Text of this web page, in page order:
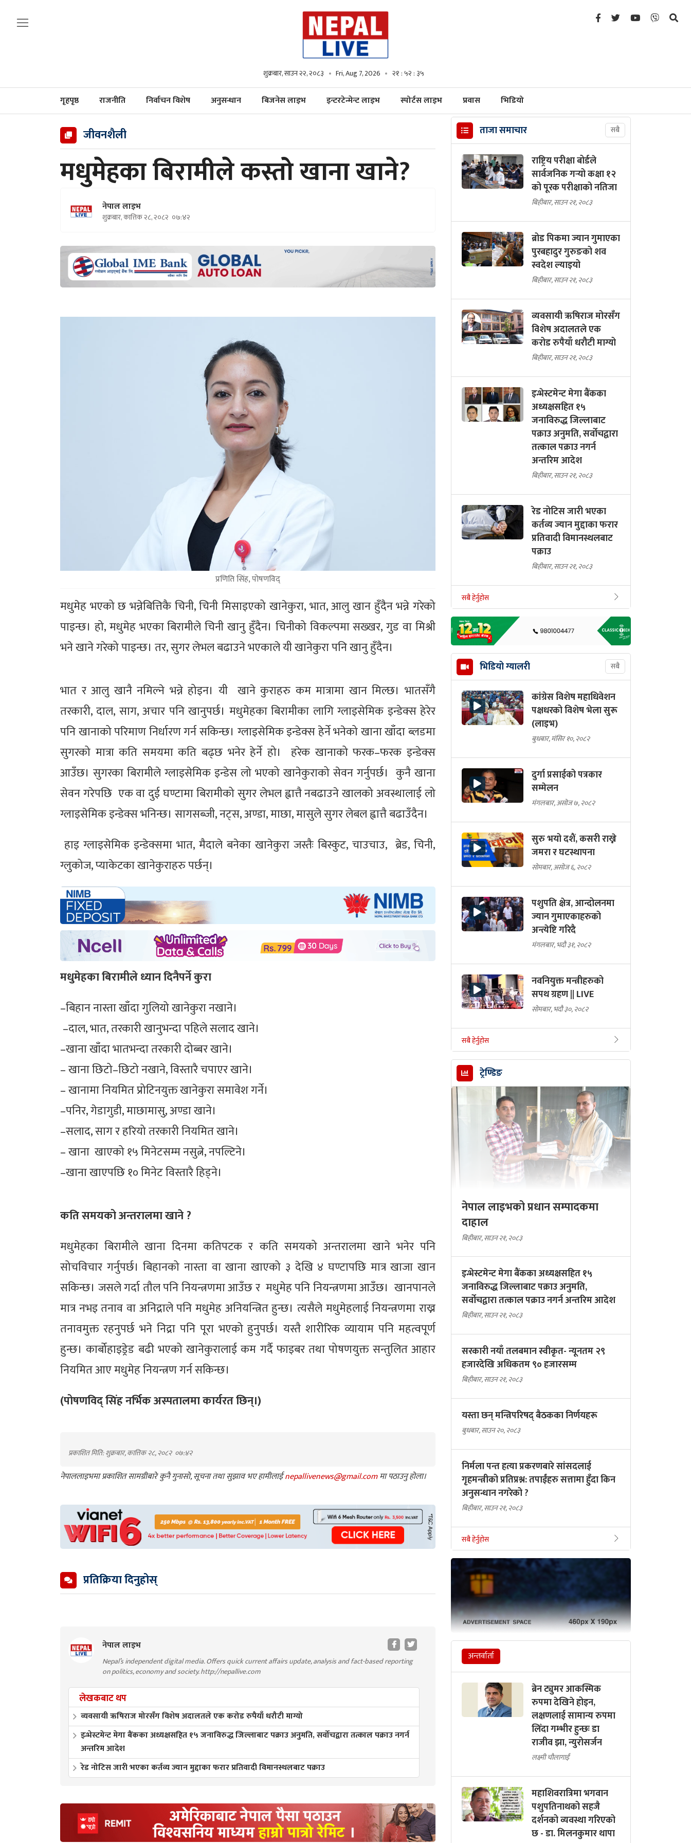
शुक्रबार, साउन २२, २०८३ Fri, Aug 7, 2026 २१ : ५२ : ३६
गृहपृष्ठ राजनीति निर्वाचन विशेष अनुसन्धान बिजनेस लाइभ इन्टरटेन्मेन्ट लाइभ स्पोर्टस लाइभ प्रवास भिडियो
जीवनशैली
मधुमेहका बिरामीले कस्तो खाना खाने?
नेपाल लाइभ
शुक्रबार, कात्तिक २८, २०८२ ०७:४२
प्रणिति सिंह, पोषणविद्
मधुमेह भएको छ भन्नेबित्तिकै चिनी, चिनी मिसाइएको खानेकुरा, भात, आलु खान हुँदैन भन्ने गरेको
पाइन्छ। हो, मधुमेह भएका बिरामीले चिनी खानु हुँदैन। चिनीको विकल्पमा सख्खर, गुड वा मिश्री
भने खाने गरेको पाइन्छ। तर, सुगर लेभल बढाउने भएकाले यी खानेकुरा पनि खानु हुँदैन।
भात र आलु खानै नमिल्ने भन्ने होइन। यी खाने कुराहरु कम मात्रामा खान मिल्छ। भातसँगै
तरकारी, दाल, साग, अचार पनि खानुपर्छ। मधुमेहका बिरामीका लागि ग्लाइसेमिक इन्डेक्स हेरेर
पनि खानाको परिमाण निर्धारण गर्न सकिन्छ। ग्लाइसेमिक इन्डेक्स हेर्ने भनेको खाना खाँदा ब्लडमा
सुगरको मात्रा कति समयमा कति बढ्छ भनेर हेर्ने हो। हरेक खानाको फरक–फरक इन्डेक्स
आउँछ। सुगरका बिरामीले ग्लाइसेमिक इन्डेस लो भएको खानेकुराको सेवन गर्नुपर्छ। कुनै खाना
सेवन गरेपछि एक वा दुई घण्टामा बिरामीको सुगर लेभल ह्वात्तै नबढाउने खालको अवस्थालाई लो
ग्लाइसेमिक इन्डेक्स भनिन्छ। सागसब्जी, नट्स, अण्डा, माछा, मासुले सुगर लेबल ह्वात्तै बढाउँदैन।
हाइ ग्लाइसेमिक इन्डेक्समा भात, मैदाले बनेका खानेकुरा जस्तैः बिस्कुट, चाउचाउ, ब्रेड, चिनी,
ग्लुकोज, प्याकेटका खानेकुराहरु पर्छन्।
मधुमेहका बिरामीले ध्यान दिनैपर्ने कुरा
–बिहान नास्ता खाँदा गुलियो खानेकुरा नखाने।
–दाल, भात, तरकारी खानुभन्दा पहिले सलाद खाने।
–खाना खाँदा भातभन्दा तरकारी दोब्बर खाने।
– खाना छिटो–छिटो नखाने, विस्तारै चपाएर खाने।
– खानामा नियमित प्रोटिनयुक्त खानेकुरा समावेश गर्ने।
–पनिर, गेडागुडी, माछामासु, अण्डा खाने।
–सलाद, साग र हरियो तरकारी नियमित खाने।
– खाना खाएको १५ मिनेटसम्म नसुत्ने, नपल्टिने।
–खाना खाएपछि १० मिनेट विस्तारै हिड्ने।
कति समयको अन्तरालमा खाने ?
मधुमेहका बिरामीले खाना दिनमा कतिपटक र कति समयको अन्तरालमा खाने भनेर पनि
सोचविचार गर्नुपर्छ। बिहानको नास्ता वा खाना खाएको ३ देखि ४ घण्टापछि मात्र खाजा खान
सकिन्छ। जसले गर्दा तौल पनि नियन्त्रणमा आउँछ र मधुमेह पनि नियन्त्रणमा आउँछ। खानपानले
मात्र नभइ तनाव वा अनिद्राले पनि मधुमेह अनियन्त्रित हुन्छ। त्यसैले मधुमेहलाई नियन्त्रणमा राख्न
तनावमुक्त रहनुपर्छ भने निद्रा पनि पूरा भएको हुनुपर्छ। यस्तै शारीरिक व्यायाम पनि महत्वपूर्ण
हुन्छ। कार्बोहाइड्रेड बढी भएको खानेकुरालाई कम गर्दै फाइबर तथा पोषणयुक्त सन्तुलित आहार
नियमित आए मधुमेह नियन्त्रण गर्न सकिन्छ।
(पोषणविद् सिंह नर्भिक अस्पतालमा कार्यरत छिन्।)
प्रकाशित मिति: शुक्रबार, कात्तिक २८, २०८२ ०७:४२
नेपाललाइभमा प्रकाशित सामग्रीबारे कुनै गुनासो, सूचना तथा सुझाव भए हामीलाईnepallivenews@gmail.comमा पठाउनु होला।
प्रतिक्रिया दिनुहोस्
नेपाल लाइभ
Nepal’s independent digital media. Offers quick current affairs update, analysis and fact-based reporting
on politics, economy and society. http://nepallive.com
लेखकबाट थप
व्यवसायी ऋषिराज मोरसँग विशेष अदालतले एक करोड रुपैयाँ धरौटी माग्यो
इन्भेस्टमेन्ट मेगा बैंकका अध्यक्षसहित १५ जनाविरुद्ध जिल्लाबाट पक्राउ अनुमति, सर्वोचद्वारा तत्काल पक्राउ नगर्न
अन्तरिम आदेश
रेड नोटिस जारी भएका कर्तव्य ज्यान मुद्दाका फरार प्रतिवादी विमानस्थलबाट पक्राउ
ताजा समाचार सबै
राष्ट्रिय परीक्षा बोर्डले
सार्वजनिक गर्‍यो कक्षा १२
को पूरक परीक्षाको नतिजा
बिहीबार, साउन २१, २०८३
ब्रोड पिकमा ज्यान गुमाएका
पुरबहादुर गुरुङको शव
स्वदेश ल्याइयो
बिहीबार, साउन २१, २०८३
व्यवसायी ऋषिराज मोरसँग
विशेष अदालतले एक
करोड रुपैयाँ धरौटी माग्यो
बिहीबार, साउन २१, २०८३
इन्भेस्टमेन्ट मेगा बैंकका
अध्यक्षसहित १५
जनाविरुद्ध जिल्लाबाट
पक्राउ अनुमति, सर्वोचद्वारा
तत्काल पक्राउ नगर्न
अन्तरिम आदेश
बिहीबार, साउन २१, २०८३
रेड नोटिस जारी भएका
कर्तव्य ज्यान मुद्दाका फरार
प्रतिवादी विमानस्थलबाट
पक्राउ
बिहीबार, साउन २१, २०८३
सबै हेर्नुहोस
भिडियो ग्यालरी सबै
कांग्रेस विशेष महाधिवेशन
पक्षधरको विशेष भेला सुरू
(लाइभ)
बुधबार, मंसिर १०, २०८२
दुर्गा प्रसाईको पत्रकार
सम्मेलन
मंगलबार, असोज ७, २०८२
सुरु भयो दशैं, कसरी राख्ने
जमरा र घटस्थापना
सोमबार, असोज ६, २०८२
पशुपति क्षेत्र, आन्दोलनमा
ज्यान गुमाएकाहरुको
अन्त्येष्टि गरिदै
मंगलबार, भदौ ३१, २०८२
नवनियुक्त मन्त्रीहरुको
सपथ ग्रहण || LIVE
सोमबार, भदौ ३०, २०८२
सबै हेर्नुहोस
ट्रेण्डिङ
नेपाल लाइभको प्रधान सम्पादकमा
दाहाल
बिहीबार, साउन २१, २०८३
इन्भेस्टमेन्ट मेगा बैंकका अध्यक्षसहित १५
जनाविरुद्ध जिल्लाबाट पक्राउ अनुमति,
सर्वोचद्वारा तत्काल पक्राउ नगर्न अन्तरिम आदेश
बिहीबार, साउन २१, २०८३
सरकारी नयाँ तलबमान स्वीकृत- न्यूनतम २९
हजारदेखि अधिकतम ९० हजारसम्म
बिहीबार, साउन २१, २०८३
यस्ता छन् मन्त्रिपरिषद् बैठकका निर्णयहरू
बुधबार, साउन २०, २०८३
निर्मला पन्त हत्या प्रकरणबारे सांसदलाई
गृहमन्त्रीको प्रतिप्रश्न: तपाईंहरु सत्तामा हुँदा किन
अनुसन्धान नगरेको ?
बिहीबार, साउन २१, २०८३
सबै हेर्नुहोस
अन्तर्वार्ता
ब्रेन ट्युमर आकस्मिक
रुपमा देखिने होइन,
लक्षणलाई सामान्य रुपमा
लिँदा गम्भीर हुन्छः डा
राजीव झा, न्युरोसर्जन
लक्ष्मी चौलागाईं
महाशिवरात्रिमा भगवान
पशुपतिनाथको सहजै
दर्शनको व्यवस्था गरिएको
छ - डा. मिलनकुमार थापा